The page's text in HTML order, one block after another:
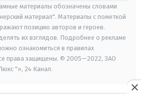
материалы обозначены словами
материал". Материалы с пометкой
позицию авторов и героев.
их взглядов. Подробнее о рекламе
ознакомиться в правилах
права защищены. © 2005—2022, ЗАО
"», 24 Канал.